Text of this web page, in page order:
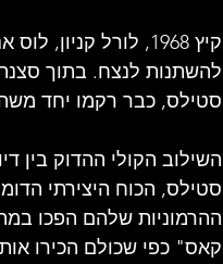
קיץ 1968, לורל
להשתנות לנצח. בתוך סצנת
סטילס, כבר רקמו יחד
השילוב הקולי ההדוק בין
סטילס, הכוח היצירתי
ההרמוניות שלהם הפכו
קאס" כפי שכולם הכירו